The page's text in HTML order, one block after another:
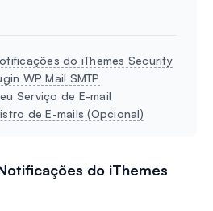
do iThemes Security
WP Mail SMTP
Serviço de E-mail
de E-mails (Opcional)
do iThemes